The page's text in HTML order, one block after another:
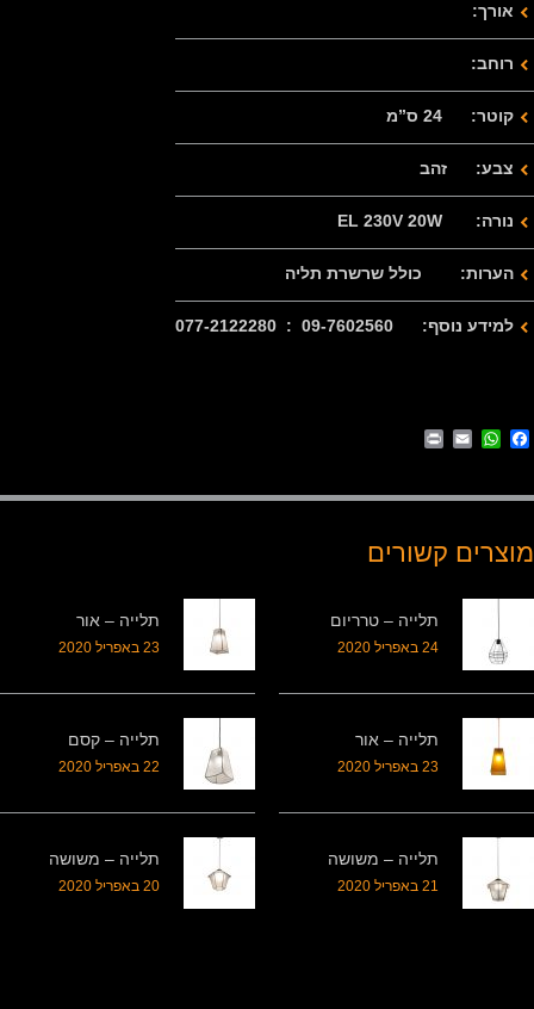
אורך:
רוחב:
קוטר: 24 ס”מ
צבע: זהב
נורה: EL 230V 20W
הערות: כולל שרשרת תליה
למידע נוסף: 09-7602560 : 077-2122280
Facebook
WhatsApp
Email
מוצרים קשורים
תלייה – טרריום
24 באפריל 2020
תלייה – אור
23 באפריל 2020
תלייה – אור
23 באפריל 2020
תלייה – קסם
22 באפריל 2020
תלייה – משושה
21 באפריל 2020
תלייה – משושה
20 באפריל 2020